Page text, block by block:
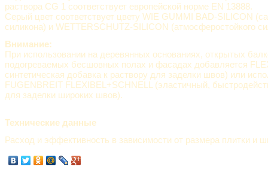
раствора CG 1 соответствует европейской норме EN 13888.
Серый цвет соответствует цвету WIE GUMMI BAD-SILICON
силикона) и WETTERSCHUTZ-SILICON (атмосферостойкого
Внимание:
При использовании на деревянных основаниях, открытых
подогреваемых бесшовных полах и фасадах добавляется
синтетическая добавка к раствору для заделки швов) или
FUGENBREIT FLEXIBEL+SCHNELL (эластичный,
для заделки широких швов).
Технические данные
Расход и эффективность в зависимости от размера плитки и